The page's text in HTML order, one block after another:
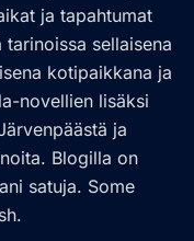
ja tapahtumat
sellaisena
kotipaikkana ja
novellien lisäksi
ja
Blogilla on
satuja. Some